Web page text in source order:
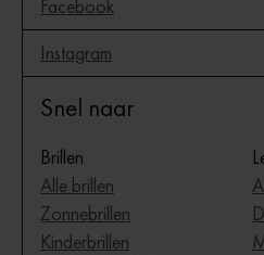
Facebook
Instagram
Snel naar
Brillen
Alle brillen
Zonnebrillen
Kinderbrillen